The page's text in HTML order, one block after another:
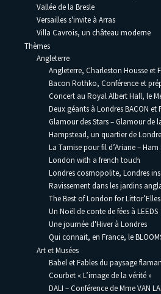
Vallée de la Bresle
Versailles s'invite à Arras
Villa Cavrois, un château moderne
Thèmes
Angleterre
Angleterre, Charleston Housse et
Bacon Rothko, Conférence et
Concert au Royal Albert Hall, le
Deux géants à Londres BACON et
Glamour des Stars – Glamour de
Hampstead, un quartier de
La Tamise pour fil d’Ariane – Ham
London with a french touch
Londres cosmopolite, Londres
Ravissement dans les jardins
The Best of London for
Un Noël de conte de fées à LEEDS
Une journée d'Hiver à Londres
Qui connait, en France, le
Art et Musées
Babel et Fables du paysage
Courbet « L’image de la vérité »
DALI – Conférence de Mme VAN